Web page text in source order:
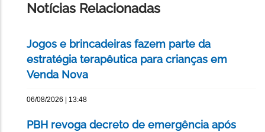
Notícias Relacionadas
Jogos e brincadeiras fazem parte da
estratégia terapêutica para crianças em
Venda Nova
06/08/2026 | 13:48
PBH revoga decreto de emergência após